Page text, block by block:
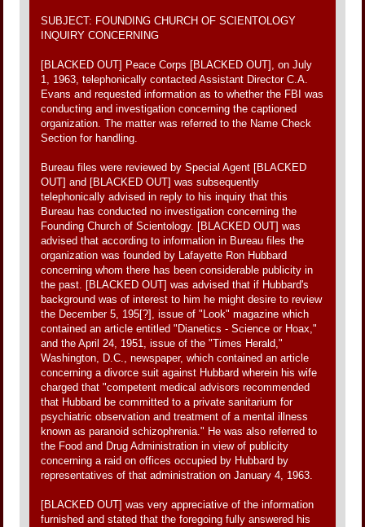
SUBJECT: FOUNDING CHURCH OF SCIENTOLOGY
INQUIRY CONCERNING
[BLACKED OUT] Peace Corps [BLACKED OUT], on July
1, 1963, telephonically contacted Assistant Director C.A.
Evans and requested information as to whether the FBI was
conducting and investigation concerning the captioned
organization. The matter was referred to the Name Check
Section for handling.
Bureau files were reviewed by Special Agent [BLACKED
OUT] and [BLACKED OUT] was subsequently
telephonically advised in reply to his inquiry that this
Bureau has conducted no investigation concerning the
Founding Church of Scientology. [BLACKED OUT] was
advised that according to information in Bureau files the
organization was founded by Lafayette Ron Hubbard
concerning whom there has been considerable publicity in
the past. [BLACKED OUT] was advised that if Hubbard's
background was of interest to him he might desire to review
the December 5, 195[?], issue of "Look" magazine which
contained an article entitled "Dianetics - Science or Hoax,"
and the April 24, 1951, issue of the "Times Herald,"
Washington, D.C., newspaper, which contained an article
concerning a divorce suit against Hubbard wherein his wife
charged that "competent medical advisors recommended
that Hubbard be committed to a private sanitarium for
psychiatric observation and treatment of a mental illness
known as paranoid schizophrenia." He was also referred to
the Food and Drug Administration in view of publicity
concerning a raid on offices occupied by Hubbard by
representatives of that administration on January 4, 1963.
[BLACKED OUT] was very appreciative of the information
furnished and stated that the foregoing fully answered his